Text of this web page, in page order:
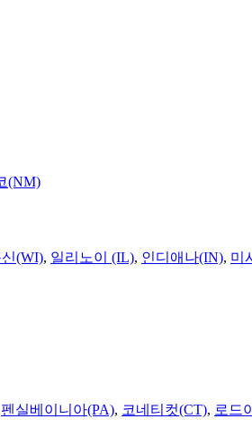
(NM)
(WI), 일리노이 (IL), 인디애나(IN), 미
펜실베이니아(PA), 코네티컷(CT), 로드